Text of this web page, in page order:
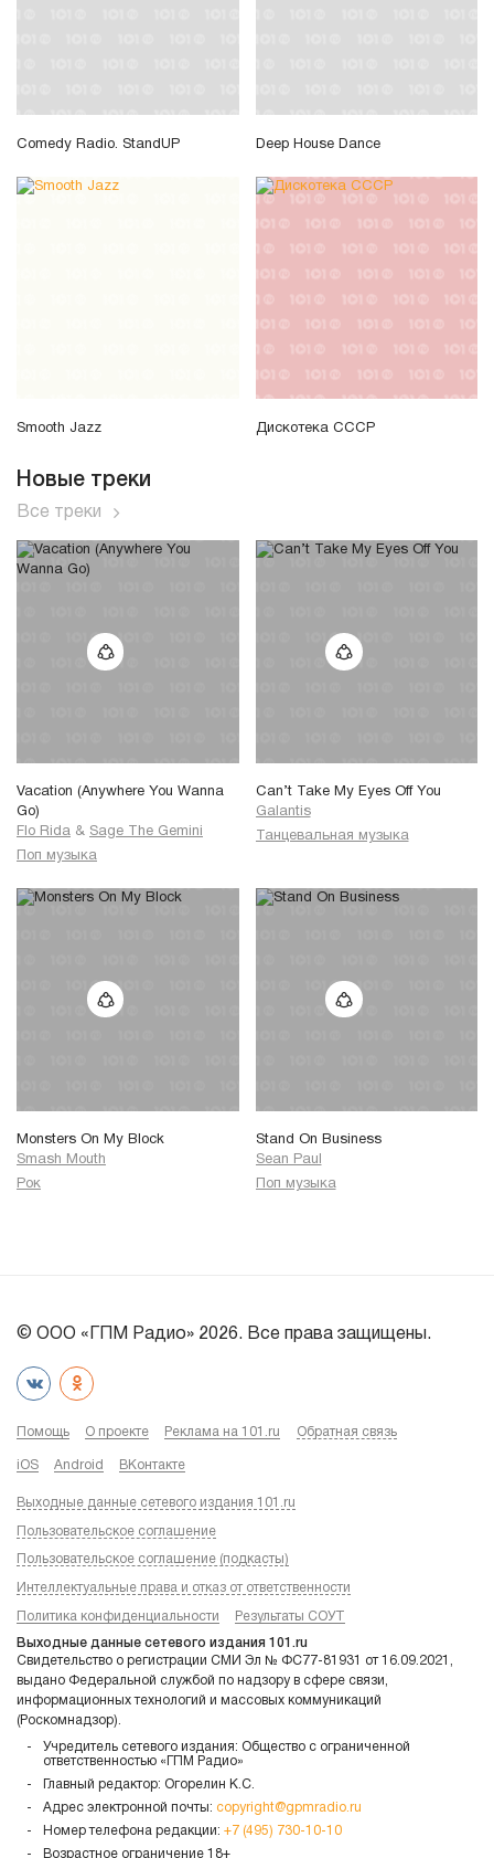
Comedy Radio. StandUP Deep House Dance
Smooth Jazz Дискотека СССР
Новые треки
Все треки
Vacation (Anywhere You Wanna
Go)
Flo Rida & Sage The Gemini
Поп музыка
Can’t Take My Eyes Off You
Galantis
Танцевальная музыка
Monsters On My Block
Smash Mouth
Рок
Stand On Business
Sean Paul
Поп музыка
© ООО «ГПМ Радио» 2026. Все права защищены.
Помощь О проекте Реклама на 101.ru Обратная связь
iOS Android ВКонтакте
Выходные данные сетевого издания 101.ru
Пользовательское соглашение
Пользовательское соглашение (подкасты)
Интеллектуальные права и отказ от ответственности
Политика конфиденциальности Результаты СОУТ
Выходные данные сетевого издания 101.ru
Свидетельство о регистрации СМИ Эл № ФС77-81931 от 16.09.2021,
выдано Федеральной службой по надзору в сфере связи,
информационных технологий и массовых коммуникаций
(Роскомнадзор).
Учредитель сетевого издания: Общество с ограниченной
ответственностью «ГПМ Радио»
Главный редактор: Огорелин К.С.
Адрес электронной почты: copyright@gpmradio.ru
Номер телефона редакции: +7 (495) 730-10-10
Возрастное ограничение 18+